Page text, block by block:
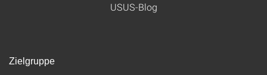
USUS-Blog
Zielgruppe